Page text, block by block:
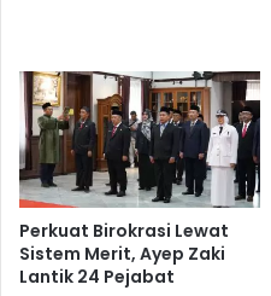
Perkuat Birokrasi Lewat
Sistem Merit, Ayep Zaki
Lantik 24 Pejabat